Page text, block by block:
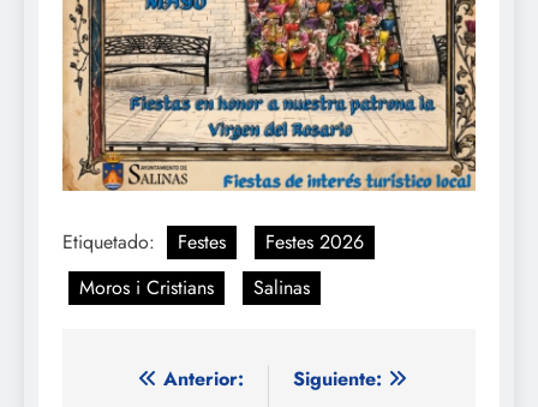
Etiquetado: Festes
Festes 2026
Moros i Cristians
Salinas
Navegación
Anterior:
Siguiente: